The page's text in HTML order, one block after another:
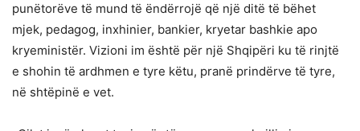
punëtorëve të mund të ëndërrojë që një ditë të bëhet
mjek, pedagog, inxhinier, bankier, kryetar bashkie apo
kryeministër. Vizioni im është për një Shqipëri ku të rinjtë
e shohin të ardhmen e tyre këtu, pranë prindërve të tyre,
në shtëpinë e vet.